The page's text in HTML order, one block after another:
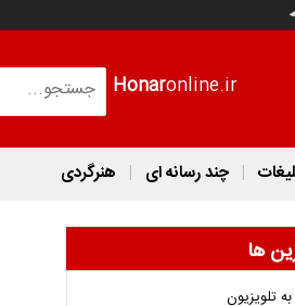
Honaronline.ir
چند رسانه ای هنرگردی
ها
تلویزیون